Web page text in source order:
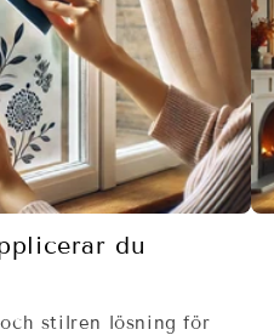
du
stilren lösning för